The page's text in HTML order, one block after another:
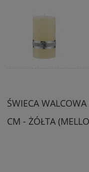
ŚWIECA
CM - ŻÓŁTA